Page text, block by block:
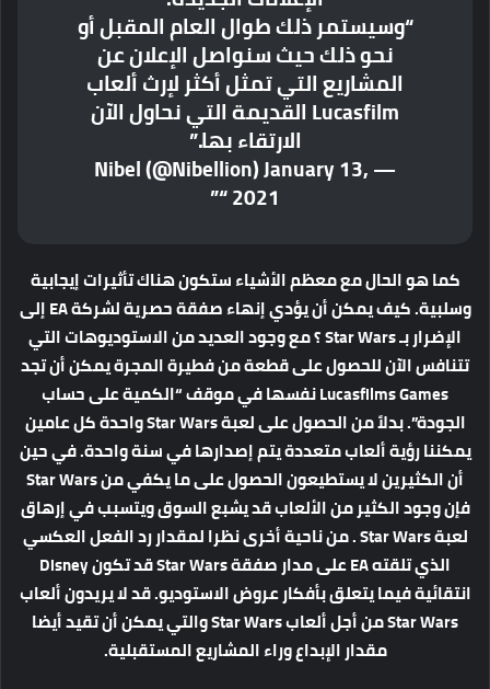
“وسيستمر ذلك طوال العام المقبل أو
نحو ذلك حيث سنواصل الإعلان عن
المشاريع التي تمثل أكثر لإرث ألعاب
Lucasfilm القديمة التي نحاول الآن
الارتقاء بها.”
— Nibel (@Nibellion) January 13,
2021 “”
كما هو الحال مع معظم الأشياء ستكون هناك تأثيرات إيجابية
وسلبية. كيف يمكن أن يؤدي إنهاء صفقة حصرية لشركة EA إلى
الإضرار بـ Star Wars ؟ مع وجود العديد من الاستوديوهات التي
تتنافس الآن للحصول على قطعة من فطيرة المجرة يمكن أن تجد
Lucasfilms Games نفسها في موقف “الكمية على حساب
الجودة”. بدلاً من الحصول على لعبة Star Wars واحدة كل عامين
يمكننا رؤية ألعاب متعددة يتم إصدارها في سنة واحدة. في حين
أن الكثيرين لا يستطيعون الحصول على ما يكفي من Star Wars
فإن وجود الكثير من الألعاب قد يشبع السوق ويتسبب في إرهاق
لعبة Star Wars . من ناحية أخرى نظرا لمقدار رد الفعل العكسي
الذي تلقته EA على مدار صفقة Star Wars قد تكون Disney
انتقائية فيما يتعلق بأفكار عروض الاستوديو. قد لا يريدون ألعاب
Star Wars من أجل ألعاب Star Wars والتي يمكن أن تقيد أيضا
مقدار الإبداع وراء المشاريع المستقبلية.